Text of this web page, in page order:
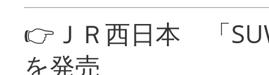
👉ＪＲ西日本 「
を発売